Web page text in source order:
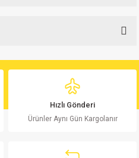
Yaz
kullanarak tarafımıza
görüntülenemiyor.
Hızlı Gönderi
Ürünler Aynı Gün Kargolanır